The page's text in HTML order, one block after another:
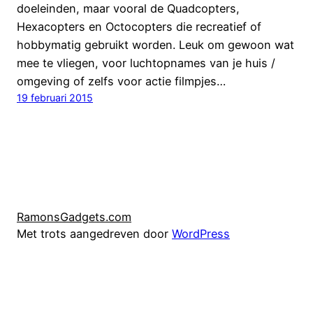
doeleinden, maar vooral de Quadcopters,
Hexacopters en Octocopters die recreatief of
hobbymatig gebruikt worden. Leuk om gewoon wat
mee te vliegen, voor luchtopnames van je huis /
omgeving of zelfs voor actie filmpjes…
19 februari 2015
RamonsGadgets.com
Met trots aangedreven door WordPress